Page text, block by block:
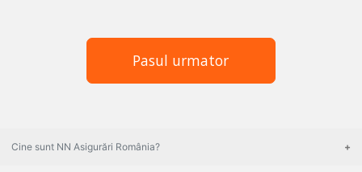
Pasul urmator
Cine sunt NN Asigurări România?